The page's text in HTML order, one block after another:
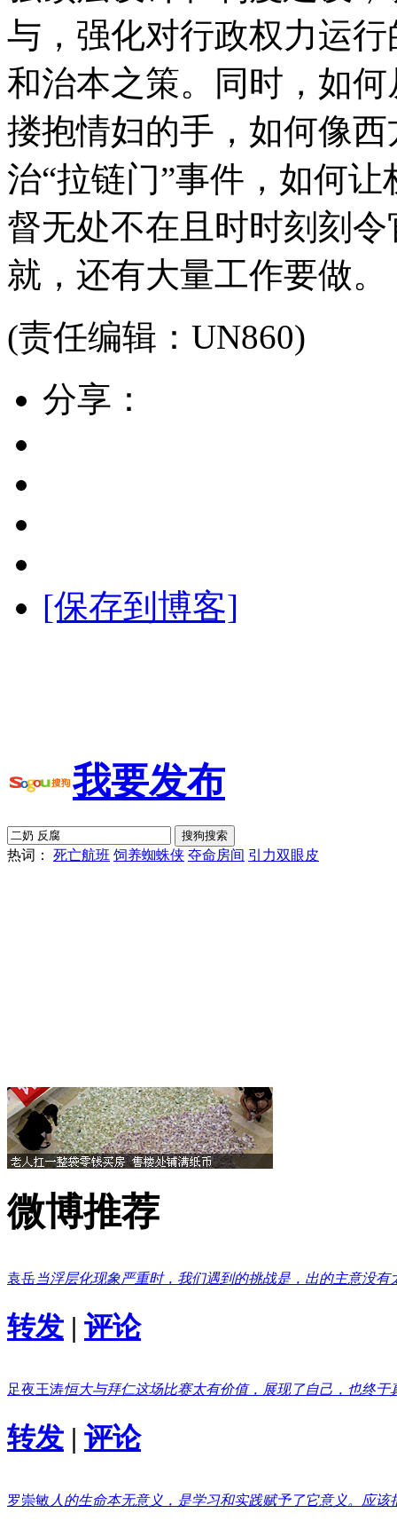
与，强化对行政权力运
和治本之策。同时，如
搂抱情妇的手，如何像
治“拉链门”事件，如何
督无处不在且时时刻刻
就，还有大量工作要做。
(责任编辑：UN860)
分享：
[保存到博客]
我要发布
热词： 死亡航班 饲养蜘蛛侠 夺命房间 引力双眼皮
微博推荐
袁岳当浮层化现象严重时，我们遇到的挑战是，出的主意没
转发 | 评论
足夜王涛恒大与拜仁这场比赛太有价值，展现了自己，也终
转发 | 评论
罗崇敏 人的生命本无意义，是学习和实践赋予了它意义。应